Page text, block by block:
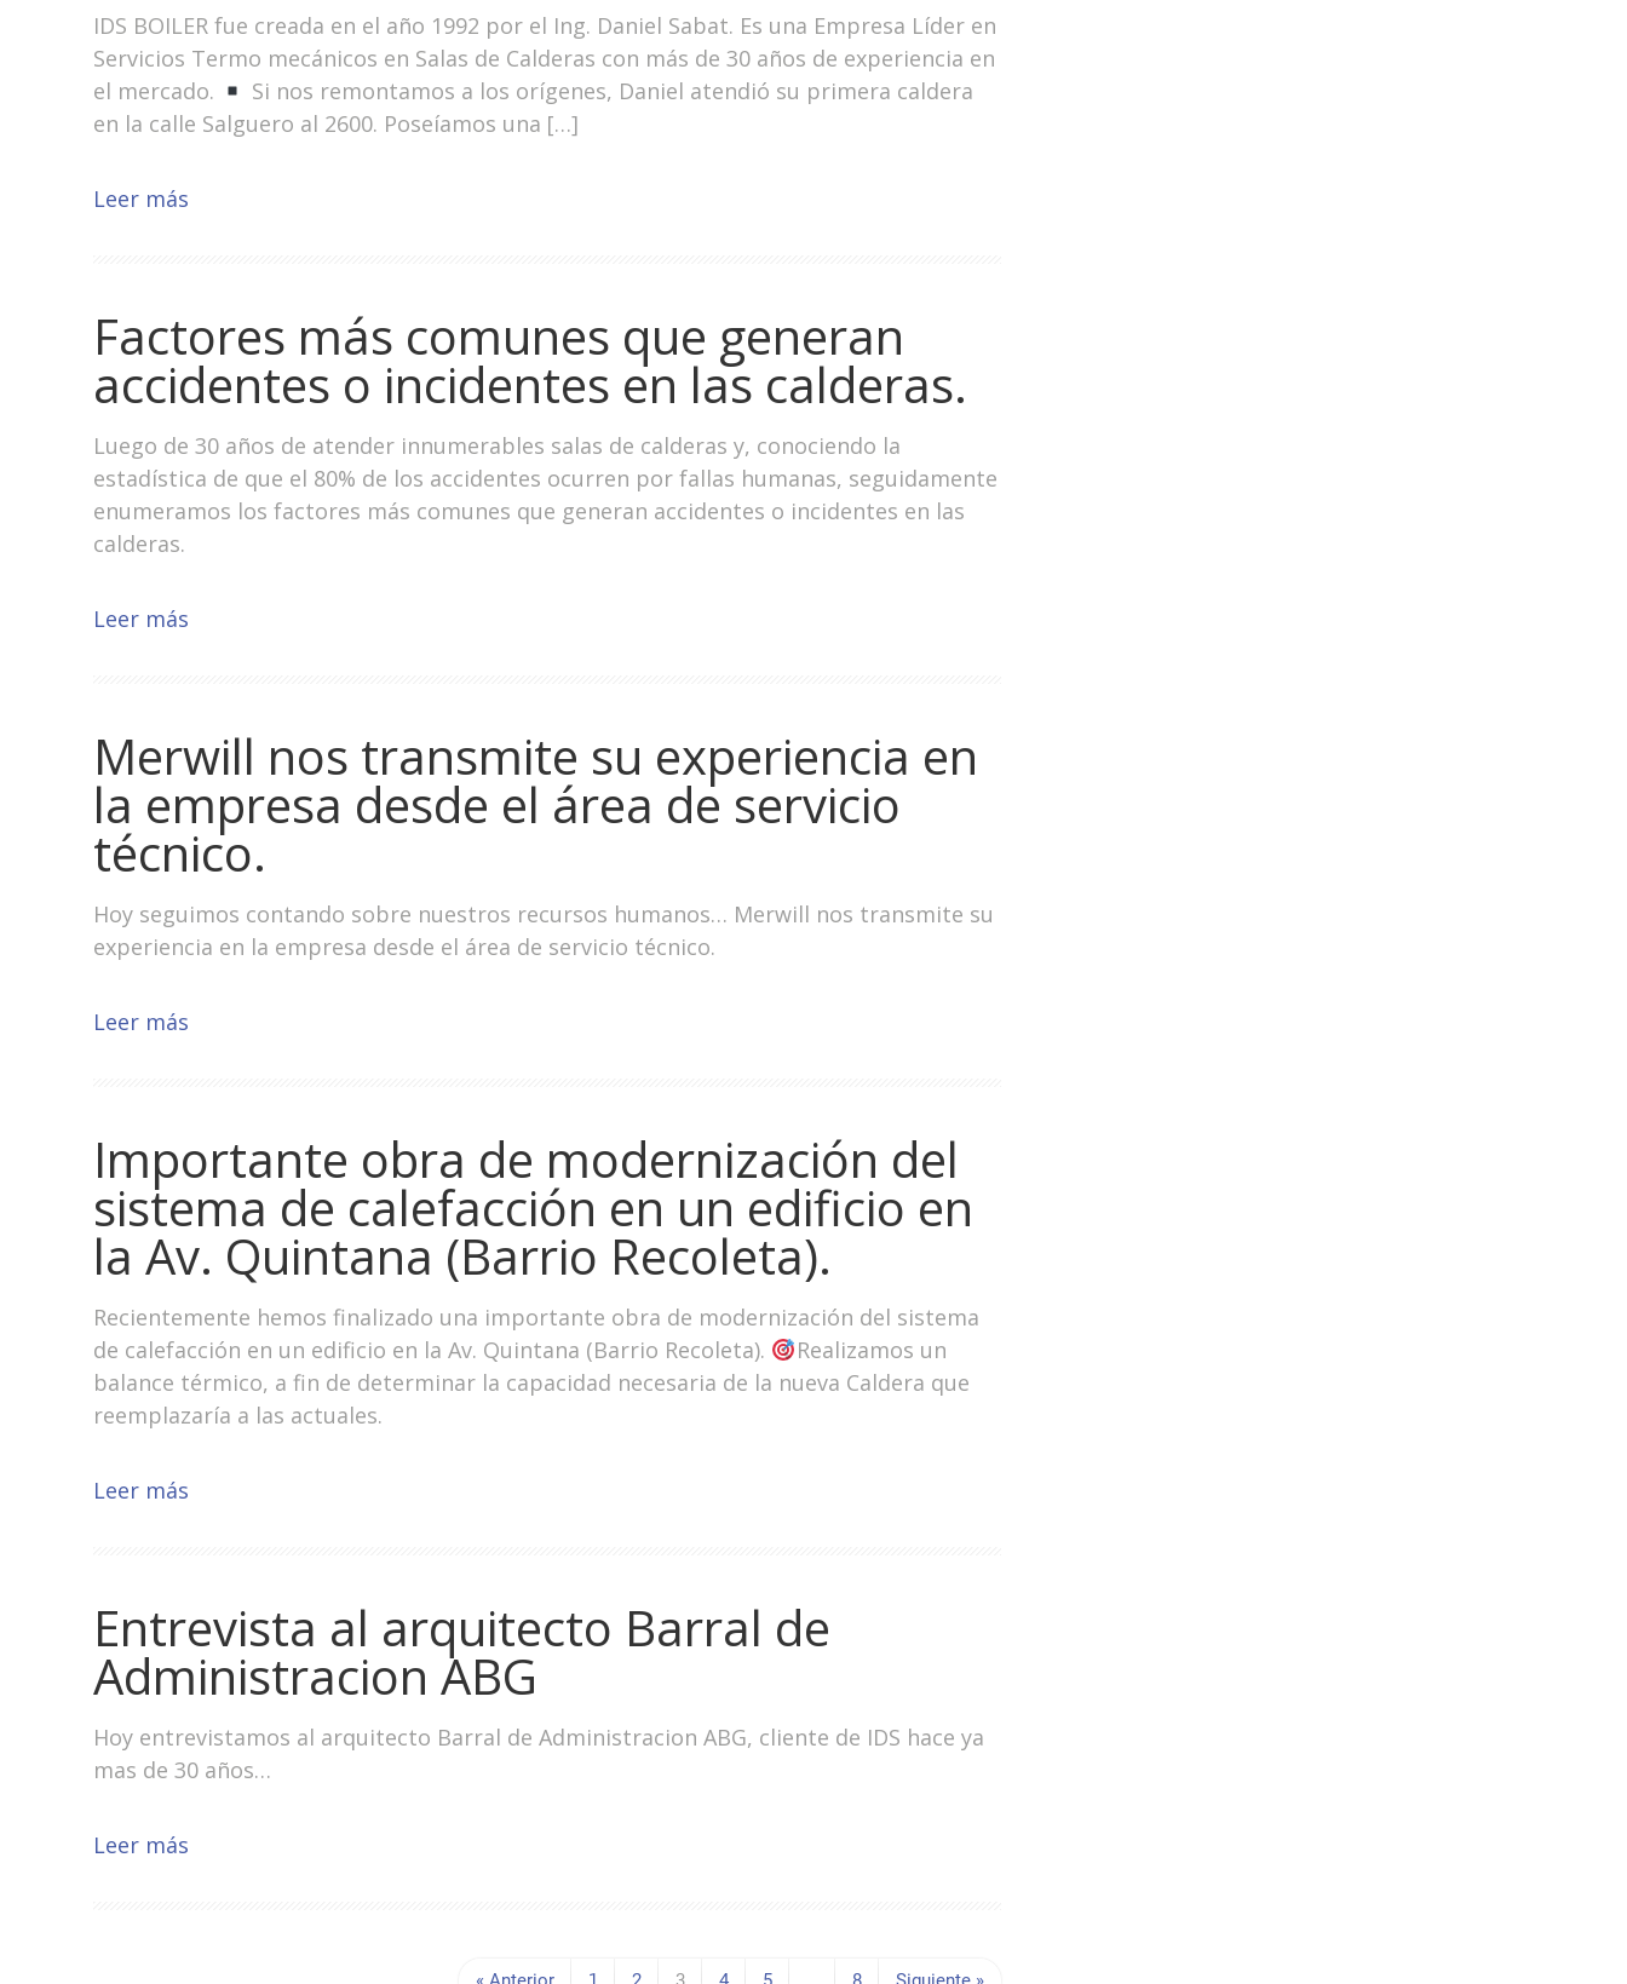
IDS BOILER fue creada en el año 1992 por el Ing. Daniel Sabat. Es una Empresa Líder en
Servicios Termo mecánicos en Salas de Calderas con más de 30 años de experiencia en
el mercado.
Si nos remontamos a los orígenes, Daniel atendió su primera caldera
en la calle Salguero al 2600. Poseíamos una […]
Leer más
Factores más comunes que generan
accidentes o incidentes en las calderas.
Luego de 30 años de atender innumerables salas de calderas y, conociendo la
estadística de que el 80% de los accidentes ocurren por fallas humanas, seguidamente
enumeramos los factores más comunes que generan accidentes o incidentes en las
calderas.
Leer más
Merwill nos transmite su experiencia en
la empresa desde el área de servicio
técnico.
Hoy seguimos contando sobre nuestros recursos humanos… Merwill nos transmite su
experiencia en la empresa desde el área de servicio técnico.
Leer más
Importante obra de modernización del
sistema de calefacción en un edificio en
la Av. Quintana (Barrio Recoleta).
Recientemente hemos finalizado una importante obra de modernización del sistema
de calefacción en un edificio en la Av. Quintana (Barrio Recoleta).
Realizamos un
balance térmico, a fin de determinar la capacidad necesaria de la nueva Caldera que
reemplazaría a las actuales.
Leer más
Entrevista al arquitecto Barral de
Administracion ABG
Hoy entrevistamos al arquitecto Barral de Administracion ABG, cliente de IDS hace ya
mas de 30 años…
Leer más